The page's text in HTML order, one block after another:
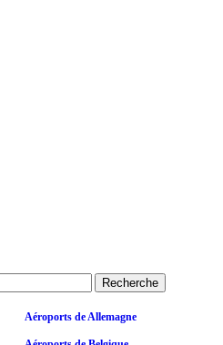
Aéroports de Allemagne